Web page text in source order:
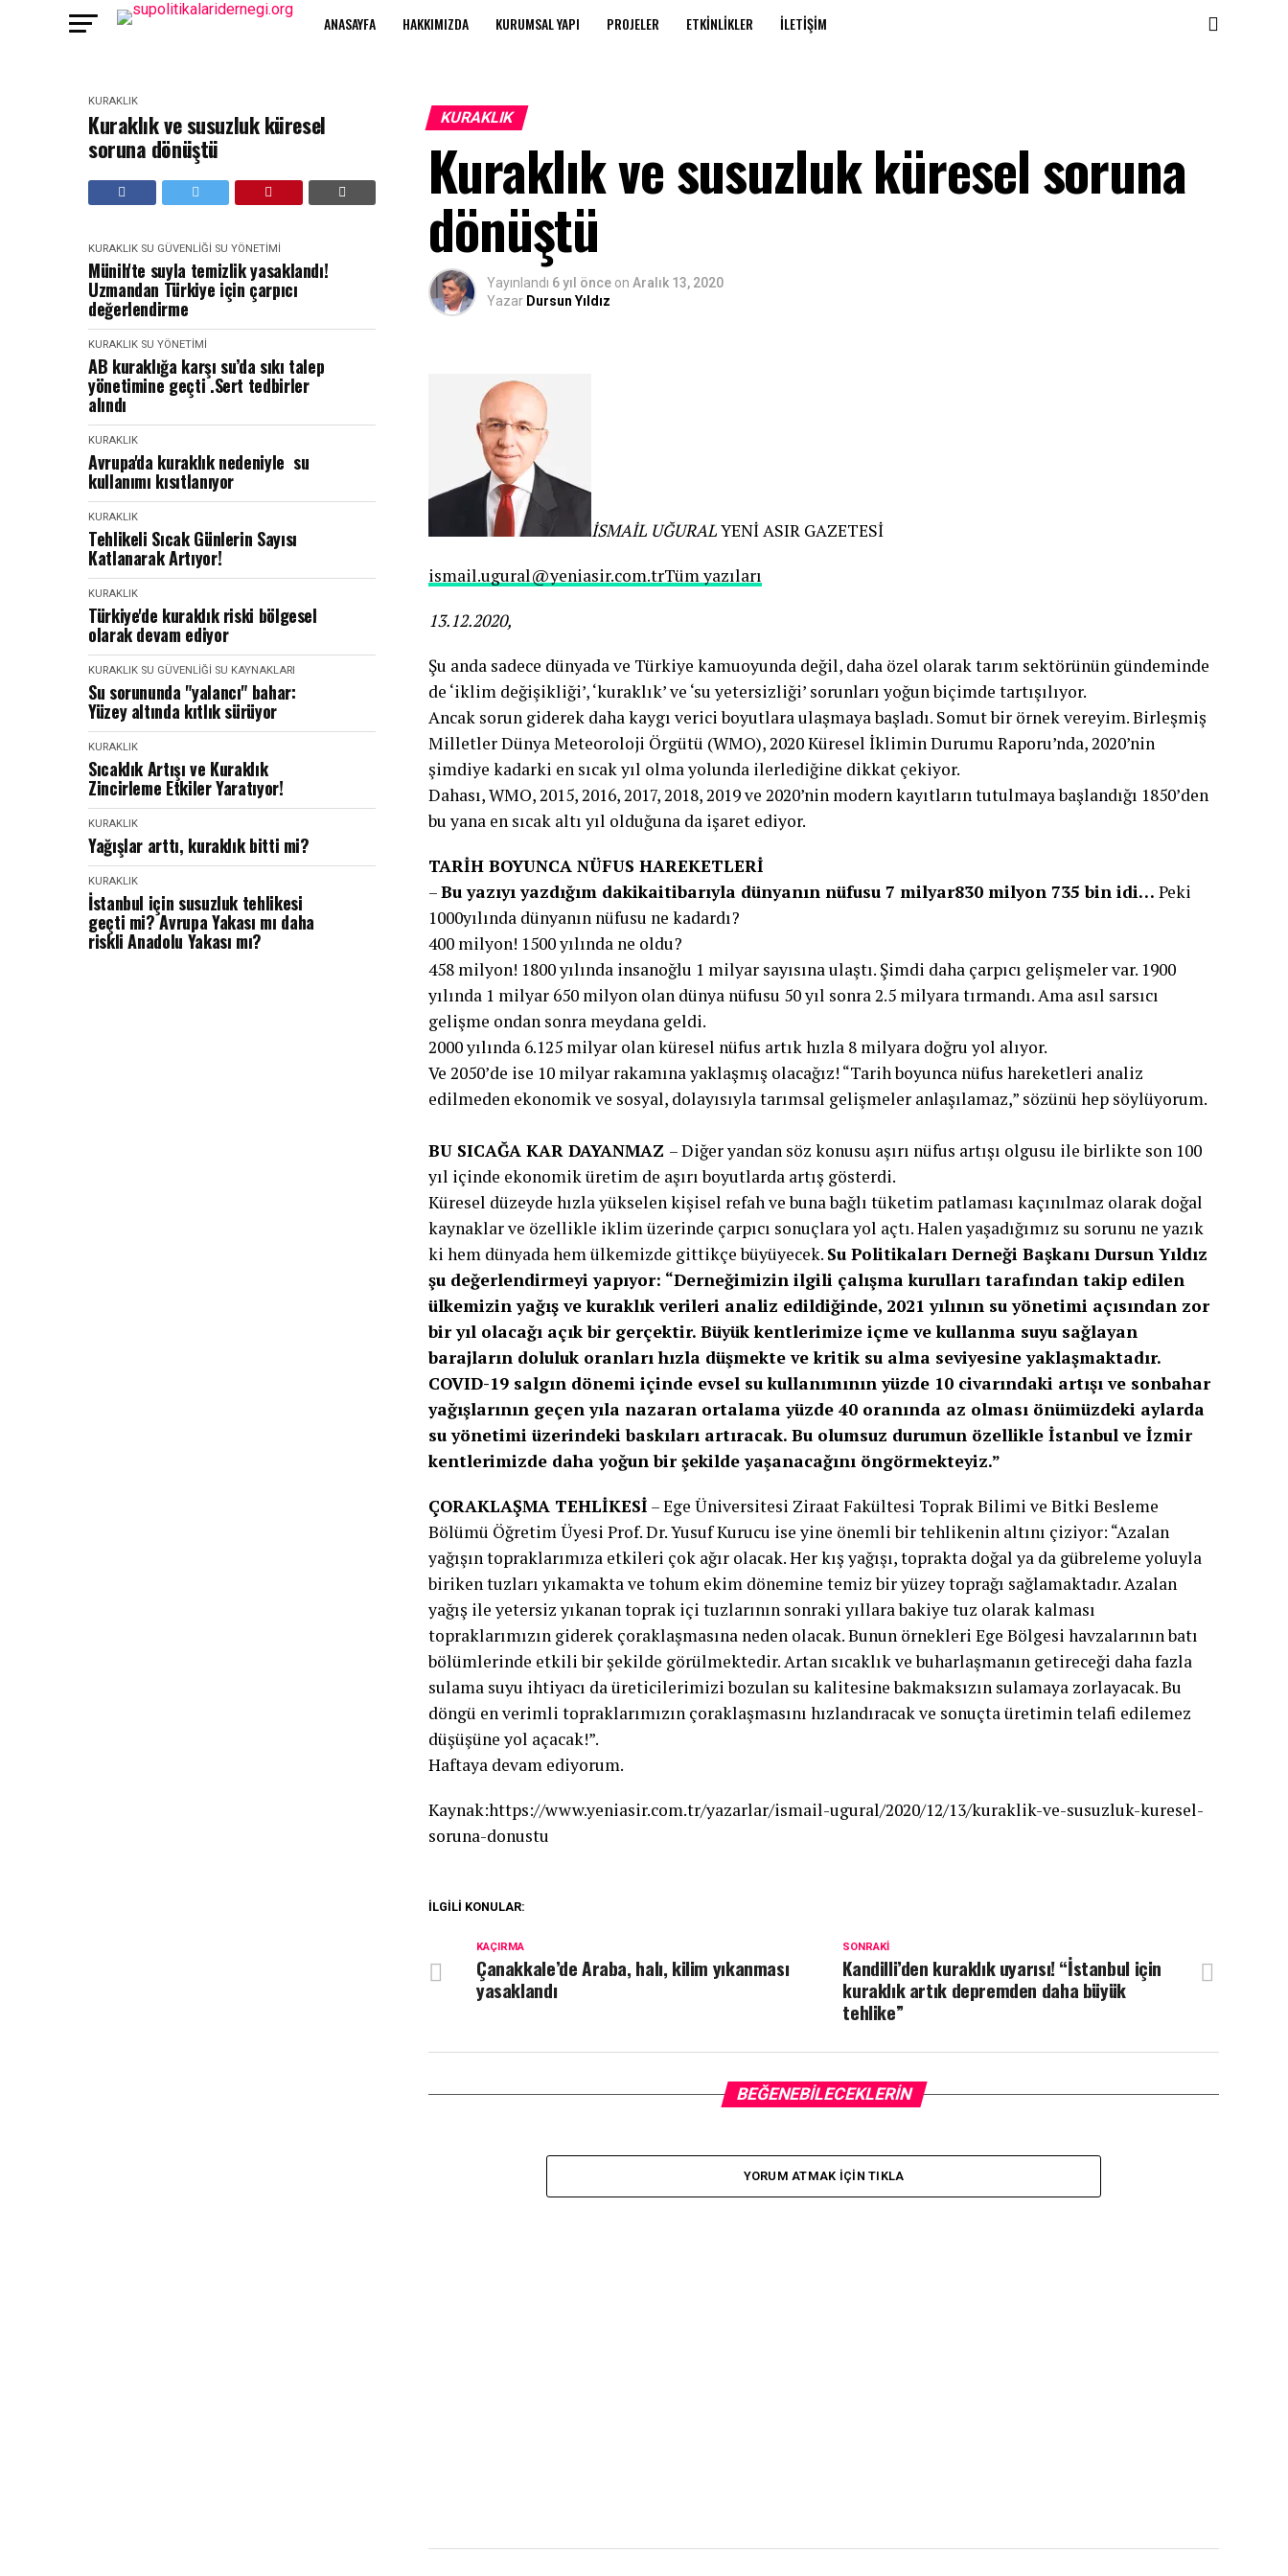
ANASAYFA HAKKIMIZDA KURUMSAL YAPI PROJELER ETKINLIKLER İLETIŞIM
KURAKLIK
Kuraklık ve susuzluk küresel
soruna dönüştü
KURAKLIK SU GÜVENLIĞI SU YÖNETIMI
Münih'te suyla temizlik yasaklandı!
Uzmandan Türkiye için çarpıcı
değerlendirme
KURAKLIK SU YÖNETIMI
AB kuraklığa karşı su’da sıkı talep
yönetimine geçti .Sert tedbirler
alındı
KURAKLIK
Avrupa'da kuraklık nedeniyle su
kullanımı kısıtlanıyor
KURAKLIK
Tehlikeli Sıcak Günlerin Sayısı
Katlanarak Artıyor!
KURAKLIK
Türkiye'de kuraklık riski bölgesel
olarak devam ediyor
KURAKLIK SU GÜVENLIĞI SU KAYNAKLARI
Su sorununda "yalancı" bahar:
Yüzey altında kıtlık sürüyor
KURAKLIK
Sıcaklık Artışı ve Kuraklık
Zincirleme Etkiler Yaratıyor!
KURAKLIK
Yağışlar arttı, kuraklık bitti mi?
KURAKLIK
İstanbul için susuzluk tehlikesi
geçti mi? Avrupa Yakası mı daha
riskli Anadolu Yakası mı?
KURAKLIK
Kuraklık ve susuzluk küresel soruna
dönüştü
Yayınlandı 6 yıl önce on Aralık 13, 2020
Yazar Dursun Yıldız
İSMAİL UĞURALYENİ ASIR GAZETESİ
ismail.ugural@yeniasir.com.trTüm yazıları
13.12.2020,
Şu anda sadece dünyada ve Türkiye kamuoyunda değil, daha özel olarak tarım sektörünün gündeminde
de ‘iklim değişikliği’, ‘kuraklık’ ve ‘su yetersizliği’ sorunları yoğun biçimde tartışılıyor.
Ancak sorun giderek daha kaygı verici boyutlara ulaşmaya başladı. Somut bir örnek vereyim. Birleşmiş
Milletler Dünya Meteoroloji Örgütü (WMO), 2020 Küresel İklimin Durumu Raporu’nda, 2020’nin
şimdiye kadarki en sıcak yıl olma yolunda ilerlediğine dikkat çekiyor.
Dahası, WMO, 2015, 2016, 2017, 2018, 2019 ve 2020’nin modern kayıtların tutulmaya başlandığı 1850’den
bu yana en sıcak altı yıl olduğuna da işaret ediyor.
TARİH BOYUNCA NÜFUS HAREKETLERİ
–Bu yazıyı yazdığım dakikaitibarıyla dünyanın nüfusu 7 milyar830 milyon 735 bin idi… Peki
1000yılında dünyanın nüfusu ne kadardı?
400 milyon! 1500 yılında ne oldu?
458 milyon! 1800 yılında insanoğlu 1 milyar sayısına ulaştı. Şimdi daha çarpıcı gelişmeler var. 1900
yılında 1 milyar 650 milyon olan dünya nüfusu 50 yıl sonra 2.5 milyara tırmandı. Ama asıl sarsıcı
gelişme ondan sonra meydana geldi.
2000 yılında 6.125 milyar olan küresel nüfus artık hızla 8 milyara doğru yol alıyor.
Ve 2050’de ise 10 milyar rakamına yaklaşmış olacağız! “Tarih boyunca nüfus hareketleri analiz
edilmeden ekonomik ve sosyal, dolayısıyla tarımsal gelişmeler anlaşılamaz,” sözünü hep söylüyorum.
BU SICAĞA KAR DAYANMAZ – Diğer yandan söz konusu aşırı nüfus artışı olgusu ile birlikte son 100
yıl içinde ekonomik üretim de aşırı boyutlarda artış gösterdi.
Küresel düzeyde hızla yükselen kişisel refah ve buna bağlı tüketim patlaması kaçınılmaz olarak doğal
kaynaklar ve özellikle iklim üzerinde çarpıcı sonuçlara yol açtı. Halen yaşadığımız su sorunu ne yazık
ki hem dünyada hem ülkemizde gittikçe büyüyecek. Su Politikaları Derneği Başkanı Dursun Yıldız
şu değerlendirmeyi yapıyor: “Derneğimizin ilgili çalışma kurulları tarafından takip edilen
ülkemizin yağış ve kuraklık verileri analiz edildiğinde, 2021 yılının su yönetimi açısından zor
bir yıl olacağı açık bir gerçektir. Büyük kentlerimize içme ve kullanma suyu sağlayan
barajların doluluk oranları hızla düşmekte ve kritik su alma seviyesine yaklaşmaktadır.
COVID-19 salgın dönemi içinde evsel su kullanımının yüzde 10 civarındaki artışı ve sonbahar
yağışlarının geçen yıla nazaran ortalama yüzde 40 oranında az olması önümüzdeki aylarda
su yönetimi üzerindeki baskıları artıracak. Bu olumsuz durumun özellikle İstanbul ve İzmir
kentlerimizde daha yoğun bir şekilde yaşanacağını öngörmekteyiz.”
ÇORAKLAŞMA TEHLİKESİ – Ege Üniversitesi Ziraat Fakültesi Toprak Bilimi ve Bitki Besleme
Bölümü Öğretim Üyesi Prof. Dr. Yusuf Kurucu ise yine önemli bir tehlikenin altını çiziyor: “Azalan
yağışın topraklarımıza etkileri çok ağır olacak. Her kış yağışı, toprakta doğal ya da gübreleme yoluyla
biriken tuzları yıkamakta ve tohum ekim dönemine temiz bir yüzey toprağı sağlamaktadır. Azalan
yağış ile yetersiz yıkanan toprak içi tuzlarının sonraki yıllara bakiye tuz olarak kalması
topraklarımızın giderek çoraklaşmasına neden olacak. Bunun örnekleri Ege Bölgesi havzalarının batı
bölümlerinde etkili bir şekilde görülmektedir. Artan sıcaklık ve buharlaşmanın getireceği daha fazla
sulama suyu ihtiyacı da üreticilerimizi bozulan su kalitesine bakmaksızın sulamaya zorlayacak. Bu
döngü en verimli topraklarımızın çoraklaşmasını hızlandıracak ve sonuçta üretimin telafi edilemez
düşüşüne yol açacak!”.
Haftaya devam ediyorum.
Kaynak:https://www.yeniasir.com.tr/yazarlar/ismail-ugural/2020/12/13/kuraklik-ve-susuzluk-kuresel-
soruna-donustu
İLGILI KONULAR:
SONRAKI
Kandilli’den kuraklık uyarısı! “İstanbul için
kuraklık artık depremden daha büyük
tehlike”
KAÇIRMA
Çanakkale’de Araba, halı, kilim yıkanması
yasaklandı
BEĞENEBILECEKLERIN
YORUM ATMAK IÇIN TIKLA